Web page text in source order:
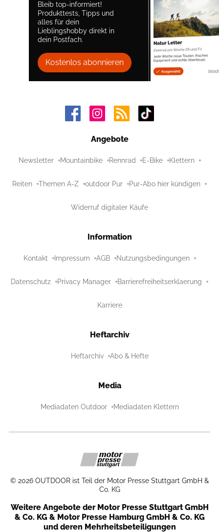
Bleib top-informiert!
Produkttests, Tipps und
alles für dein
Lieblingshobby direkt in
dein Postfach.
Kostenlos abonnieren
Angebote
Newsletter Mountainbike Rennrad E-Bike Klettern
Reiten Themen A-Z outdoor Pur Pur-Abo hier kündigen
Widerruf digitaler Käufe
Information
Kontakt Impressum AGB Nutzungsbedingungen
Datenschutz Privacy Manager Barrierefreiheitserklaerung
Karriere
Heftarchiv
Heftarchiv Abo & Hefte
Media
Mediadaten Outdoor Mediadaten Klettern
© 2026 OUTDOOR ist Teil der Motor Presse Stuttgart GmbH &
Co. KG
Weitere Angebote der Motor Presse Stuttgart GmbH
& Co. KG & Motor Presse Hamburg GmbH & Co. KG
und deren Mehrheitsbeteiligungen